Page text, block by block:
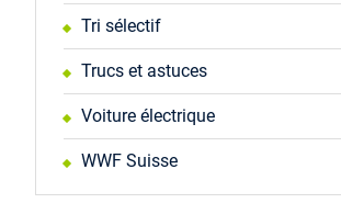
Tri sélectif
Trucs et astuces
Voiture électrique
WWF Suisse